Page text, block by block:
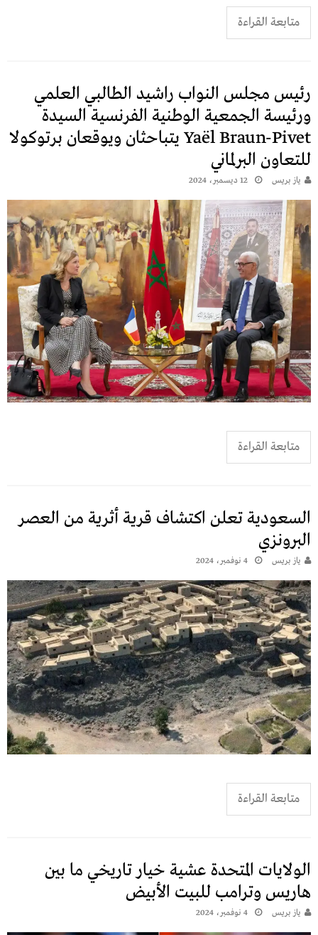
متابعة القراءة
رئيس مجلس النواب راشيد الطالبي العلمي
ورئيسة الجمعية الوطنية الفرنسية السيدة
Yaël Braun-Pivet يتباحثان ويوقعان برتوكولا
للتعاون البرلماني
يـاز بريـس 12 ديسمبر، 2024
متابعة القراءة
السعودية تعلن اكتشاف قرية أثرية من العصر
البرونزي
يـاز بريـس 4 نوفمبر، 2024
متابعة القراءة
الولايات المتحدة عشية خيار تاريخي ما بين
هاريس وترامب للبيت الأبيض
يـاز بريـس 4 نوفمبر، 2024